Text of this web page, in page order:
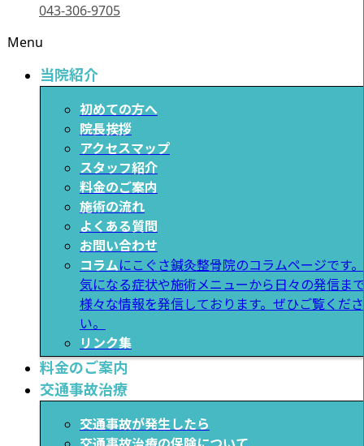
043-306-9705
Menu
当院紹介
初めての方へ
院長挨拶
アクセスマップ
スタッフ紹介
料金のご案内
施術の流れ
よくある質問
お問い合わせ
コラムにこぐさ鍼灸整骨院のコラムページです。
気になる症状や施術メニューから日々の発信ま
様々な情報を発信しております。ぜひご覧くださ
い。
リンク集
料金のご案内
交通事故治療
交通事故が発生したら